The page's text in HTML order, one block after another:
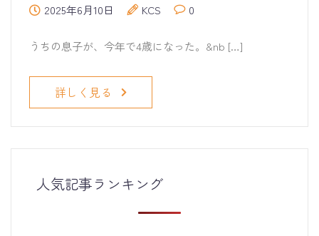
2025年6月10日 KCS 0
うちの息子が、今年で4歳になった。&nb […]
詳しく見る
人気記事ランキング